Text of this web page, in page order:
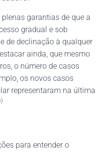
garantias de que a
gradual e sob
de declinação à qualquer
ainda, que mesmo
o número de casos
os novos casos
representaram na última
para entender o